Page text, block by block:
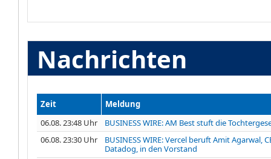
Nachrichten
Zeit
Meldung
06.08. 23:48 Uhr
BUSINESS WIRE: AM Best stuft die
06.08. 23:30 Uhr
BUSINESS WIRE: Vercel beruft Amit
Datadog, in den Vorstand